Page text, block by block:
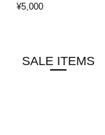
¥5,000
SALE ITEMS